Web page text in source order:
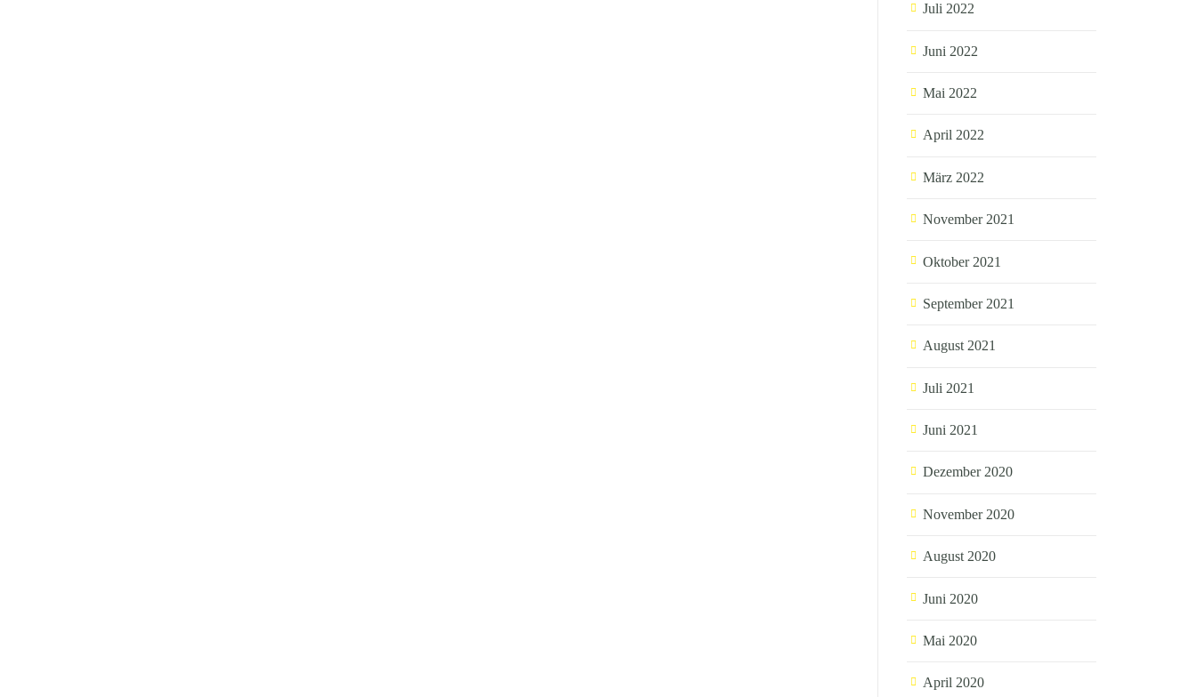
Juli 2022
Juni 2022
Mai 2022
April 2022
März 2022
November 2021
Oktober 2021
September 2021
August 2021
Juli 2021
Juni 2021
Dezember 2020
November 2020
August 2020
Juni 2020
Mai 2020
April 2020